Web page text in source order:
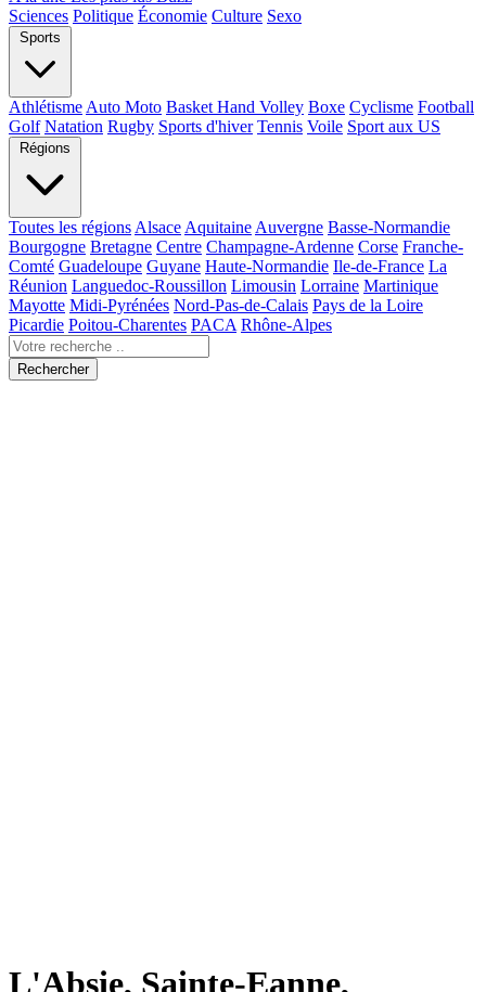
Sciences Politique Économie Culture Sexo
Sports
Athlétisme Auto Moto Basket Hand Volley Boxe Cyclisme Football
Golf Natation Rugby Sports d'hiver Tennis Voile Sport aux US
Régions
Toutes les régions Alsace Aquitaine Auvergne Basse-Normandie
Bourgogne Bretagne Centre Champagne-Ardenne Corse Franche-
Comté Guadeloupe Guyane Haute-Normandie Ile-de-France La
Réunion Languedoc-Roussillon Limousin Lorraine Martinique
Mayotte Midi-Pyrénées Nord-Pas-de-Calais Pays de la Loire
Picardie Poitou-Charentes PACA Rhône-Alpes
Rechercher
L'Absie, Sainte-Eanne,